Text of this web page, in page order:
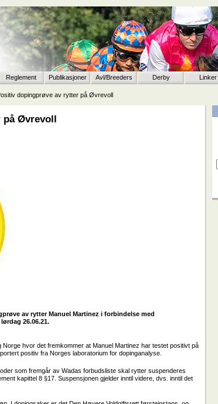
Reglement Publikasjoner Avl/Breeders Derby Linker
dopingprøve av rytter på Øvrevoll
Øvrevoll
av rytter Manuel Martinez i forbindelse med
26.06.21.
Norge hvor det fremkommer at Manuel Martinez har testet positivt på
positiv fra Norges laboratorium for dopinganalyse.
som fremgår av Wadas forbudsliste skal rytter suspenderes
kapittel 8 §17. Suspensjonen gjelder inntil videre, dvs. inntil det